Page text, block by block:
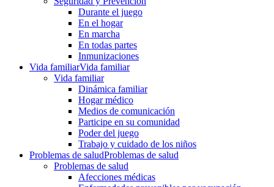
Durante el juego
En el hogar
En marcha
En todas partes
Inmunizaciones
Vida familiarVida familiar
Vida familiar
Dinámica familiar
Hogar médico
Medios de comunicación
Participe en su comunidad
Poder del juego
Trabajo y cuidado de los niños
Problemas de saludProblemas de salud
Problemas de salud
Afecciones médicas